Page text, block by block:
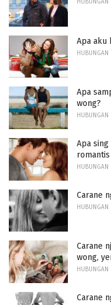
HUBUNGAN
Apa aku
HUBUNGAN
Apa
wong?
HUBUNGAN
Apa
HUBUNGAN
Carane
HUBUNGAN
Carane
wong,
HUBUNGAN
Carane